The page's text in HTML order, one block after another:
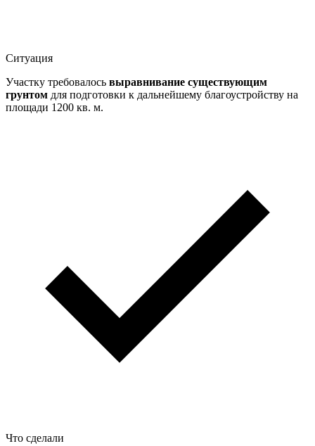
Ситуация
Участку требовалось выравнивание существующим
грунтом для подготовки к дальнейшему благоустройству на
площади 1200 кв. м.
Что сделали